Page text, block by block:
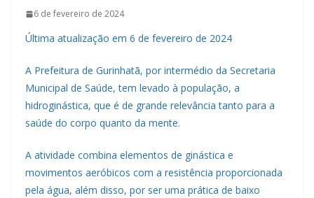
6 de fevereiro de 2024
Última atualização em 6 de fevereiro de 2024
A Prefeitura de Gurinhatã, por intermédio da Secretaria
Municipal de Saúde, tem levado à população, a
hidroginástica, que é de grande relevância tanto para a
saúde do corpo quanto da mente.
A atividade combina elementos de ginástica e
movimentos aeróbicos com a resistência proporcionada
pela água, além disso, por ser uma prática de baixo